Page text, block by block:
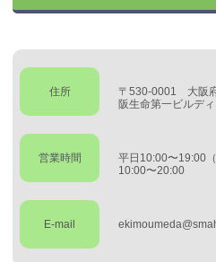
住所
〒530-0001 大阪
阪生命第一ビルデ
営業時間
平日10:00〜19:00
10:00〜20:00
E-mail